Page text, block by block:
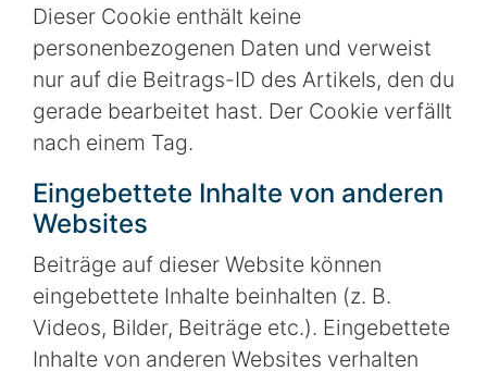
Dieser Cookie enthält keine
personenbezogenen Daten und verweist
nur auf die Beitrags-ID des Artikels, den du
gerade bearbeitet hast. Der Cookie verfällt
nach einem Tag.
Eingebettete Inhalte von anderen
Websites
Beiträge auf dieser Website können
eingebettete Inhalte beinhalten (z. B.
Videos, Bilder, Beiträge etc.). Eingebettete
Inhalte von anderen Websites verhalten